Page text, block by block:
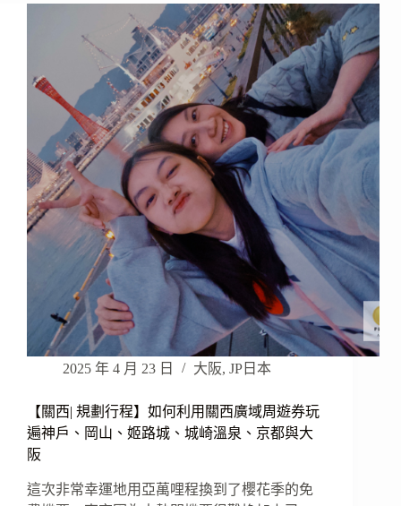
2025 年 4 月 23 日 大阪, JP日本
【關西| 規劃行程】如何利用關西廣域周遊券玩
遍神戶、岡山、姬路城、城崎溫泉、京都與大
阪
這次非常幸運地用亞萬哩程換到了櫻花季的免